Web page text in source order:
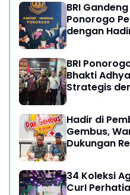
BRI
Ponorogo
dengan
BRI
Bhakti
Strategis
Hadir di
Gembus,
Dukungan
34 Koleksi
CurI